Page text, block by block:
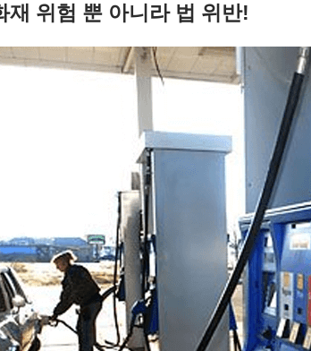
재 위험 뿐 아니라 법 위반!